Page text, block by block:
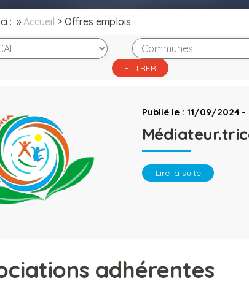
: » Accueil > Offres emplois
Publié le : 11/09/2024 -
Lire la suite
adhérentes